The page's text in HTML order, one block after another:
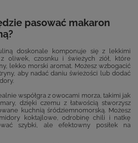
pasować makaron
doskonale komponuje się z lekkimi
oliwek, czosnku i świeżych ziół, które
lekko morski aromat. Możesz wzbogacić
aby nadać daniu świeżości lub dodać
współgra z owocami morza, takimi jak
dzięki czemu z łatwością stworzysz
kuchnią śródziemnomorską. Możesz
koktajlowe, odrobinę chili i natkę
szybki, ale efektowny posiłek na